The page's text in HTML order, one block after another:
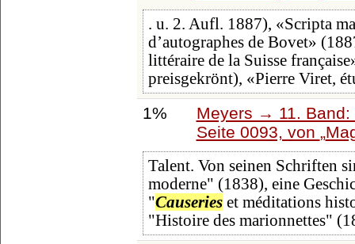
. u. 2. Aufl. 1887), «Scripta
d’autographes de Bovet»
littéraire de la Suisse
preisgekrönt), «Pierre Viret,
1%
Meyers → 11.
Seite 0093, von
Talent. Von seinen Schriften
moderne" (1838), eine
"Causerieset méditations
"Histoire des marionnettes"